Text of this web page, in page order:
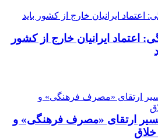
اعتماد ایرانیان خارج از کشور
ارتقای «مصرف فرهنگی» و